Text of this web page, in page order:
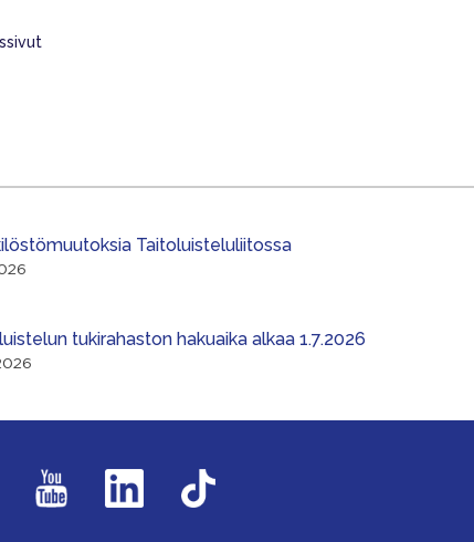
Taitoluisteluliitossa
tukirahaston hakuaika alkaa 1.7.2026